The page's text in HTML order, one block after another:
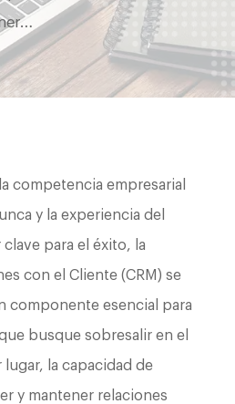
competencia empresarial
y la experiencia del
para el éxito, la
con el Cliente (CRM) se
componente esencial para
busque sobresalir en el
la capacidad de
y mantener relaciones